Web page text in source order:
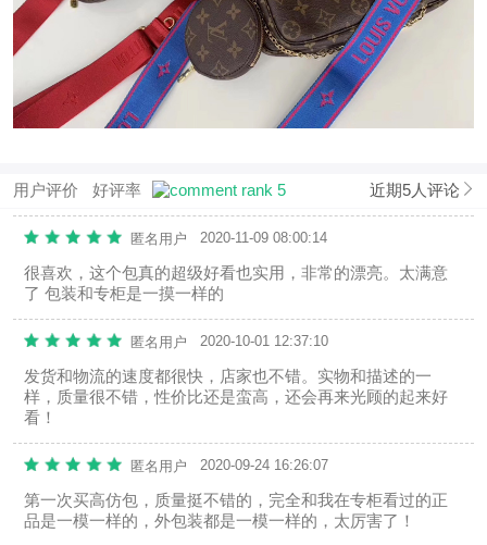
用户评价 好评率 近期5人评论
匿名用户 2020-11-09 08:00:14
很喜欢，这个包真的超级好看也实用，非常的漂亮。太满意
了 包装和专柜是一摸一样的
匿名用户 2020-10-01 12:37:10
发货和物流的速度都很快，店家也不错。实物和描述的一
样，质量很不错，性价比还是蛮高，还会再来光顾的起来好
看！
匿名用户 2020-09-24 16:26:07
第一次买高仿包，质量挺不错的，完全和我在专柜看过的正
品是一模一样的，外包装都是一模一样的，太厉害了！